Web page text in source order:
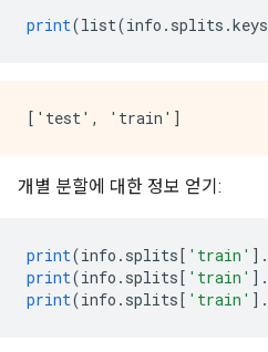
print(list(info . splits .keys
개별 분할에 대한 정보 얻기:
print(info . splits [ 'train' ].
print(info . splits [ 'train' ].
print(info . splits [ 'train' ].